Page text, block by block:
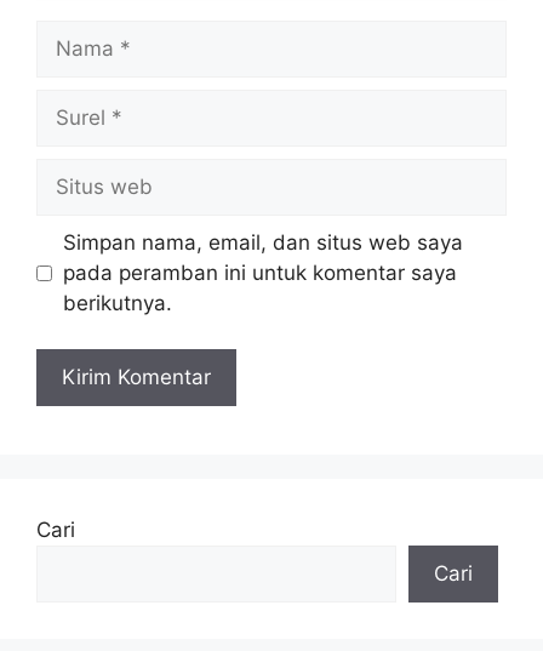
web
Simpan nama, email, dan situs web saya
pada peramban ini untuk komentar saya
berikutnya.
Cari
Cari